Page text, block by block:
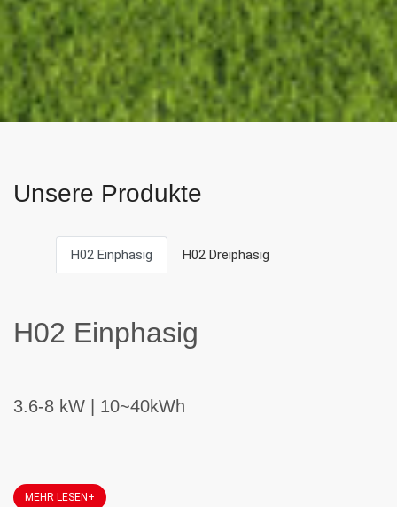
Unsere Produkte
H02 Einphasig H02 Dreiphasig
H02 Einphasig
3.6-8 kW | 10~40kWh
MEHR LESEN+